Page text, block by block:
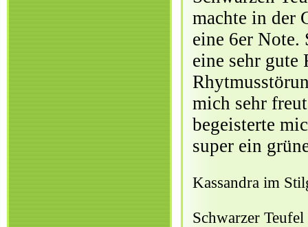
machte in der
eine 6er Note.
eine sehr
mich sehr
begeisterte
super ein
Kassandra im
Schwarzer